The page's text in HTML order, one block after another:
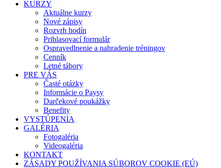
KURZY
Aktuálne kurzy
Nové zápisy
Rozvrh hodín
Prihlasovací formulár
Ospravedlnenie a nahradenie tréningov
Cenník
Letné tábory
PRE VÁS
Časté otázky
Informácie o Paysy
Darčekové poukážky
Benefity
VYSTÚPENIA
GALÉRIA
Fotogaléria
Videogaléria
KONTAKT
ZÁSADY POUŽÍVANIA SÚBOROV COOKIE (EÚ)